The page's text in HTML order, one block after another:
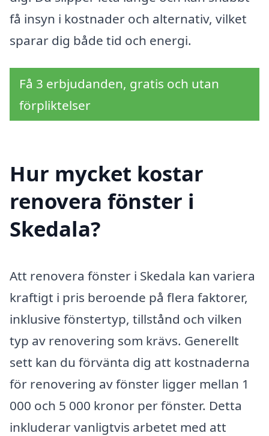
få insyn i kostnader och alternativ, vilket
sparar dig både tid och energi.
Få 3 erbjudanden, gratis och utan
förpliktelser
Hur mycket kostar
renovera fönster i
Skedala?
Att renovera fönster i Skedala kan variera
kraftigt i pris beroende på flera faktorer,
inklusive fönstertyp, tillstånd och vilken
typ av renovering som krävs. Generellt
sett kan du förvänta dig att kostnaderna
för renovering av fönster ligger mellan 1
000 och 5 000 kronor per fönster. Detta
inkluderar vanligtvis arbetet med att